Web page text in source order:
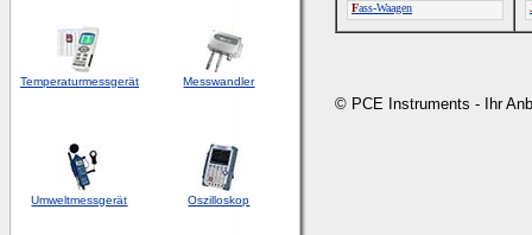
Temperaturmessgerät Messwandler
Umweltmessgerät Oszilloskop
Fass-Waagen
© PCE Instruments - Ihr